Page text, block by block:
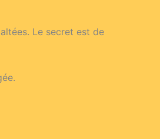
Le secret est de